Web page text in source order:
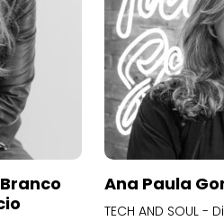
Ana Paula
TECH AND SOUL